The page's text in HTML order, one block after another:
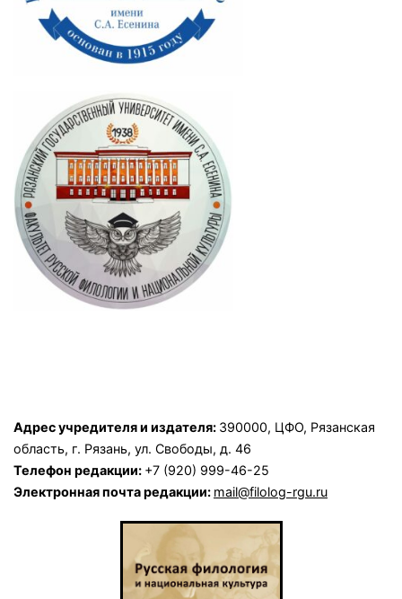
Адрес учредителя и издателя: 390000, ЦФО, Рязанская
область, г. Рязань, ул. Свободы, д. 46
Телефон редакции: +7 (920) 999-46-25
Электронная почта редакции: mail@filolog-rgu.ru